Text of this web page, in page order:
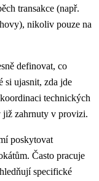
transakce (např.
nikoliv pouze na
definovat, co
si ujasnit, zda jde
technických
již zahrnuty v provizi.
poskytovat
Často pracuje
specifické